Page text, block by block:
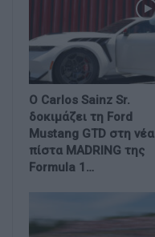
Ο Carlos Sainz Sr.
δοκιμάζει τη Ford
Mustang GTD στη νέα
πίστα MADRING της
Formula 1…